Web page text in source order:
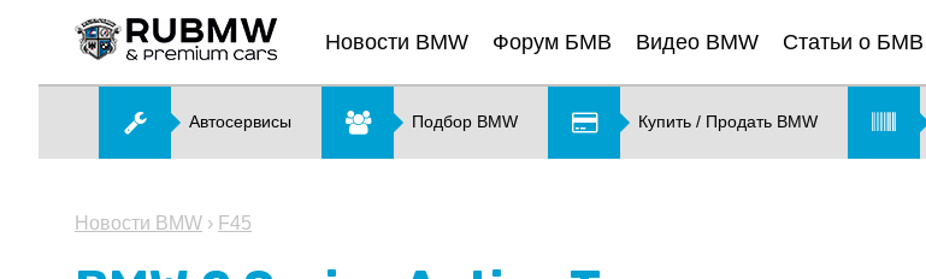
Новости BMW Форум БМВ Видео BMW Статьи о БМВ
Автосервисы Подбор BMW Купить / Продать BMW
Новости BMW › F45